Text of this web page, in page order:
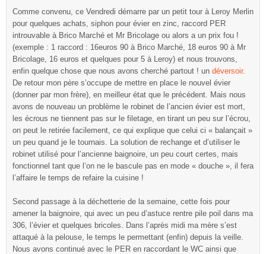
Comme convenu, ce Vendredi démarre par un petit tour à Leroy Merlin
pour quelques achats, siphon pour évier en zinc, raccord PER
introuvable à Brico Marché et Mr Bricolage ou alors a un prix fou !
(exemple : 1 raccord : 16euros 90 à Brico Marché, 18 euros 90 à Mr
Bricolage, 16 euros et quelques pour 5 à Leroy) et nous trouvons,
enfin quelque chose que nous avons cherché partout ! un déversoir.
De retour mon père s’occupe de mettre en place le nouvel évier
(donner par mon frère), en meilleur état que le précédent. Mais nous
avons de nouveau un problème le robinet de l’ancien évier est mort,
les écrous ne tiennent pas sur le filetage, en tirant un peu sur l’écrou,
on peut le retirée facilement, ce qui explique que celui ci « balançait »
un peu quand je le tournais. La solution de rechange et d’utiliser le
robinet utilisé pour l’ancienne baignoire, un peu court certes, mais
fonctionnel tant que l’on ne le bascule pas en mode « douche », il fera
l’affaire le temps de refaire la cuisine !
Second passage à la déchetterie de la semaine, cette fois pour
amener la baignoire, qui avec un peu d’astuce rentre pile poil dans ma
306, l’évier et quelques bricoles. Dans l’après midi ma mère s’est
attaqué à la pelouse, le temps le permettant (enfin) depuis la veille.
Nous avons continué avec le PER en raccordant le WC ainsi que